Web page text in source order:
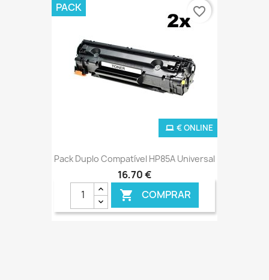
Pack Duplo Compatível HP85A Universal
16,70 €
 COMPRAR
€ ONLINE
PACK favorite_border